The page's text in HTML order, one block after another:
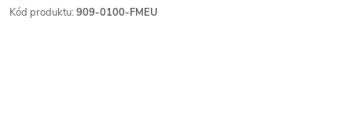
Kód produktu: 909-0100-FMEU